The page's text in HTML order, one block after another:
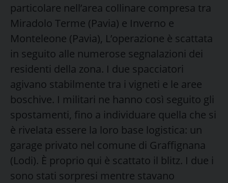
particolare nell’area collinare compresa tra
Miradolo Terme (Pavia) e Inverno e
Monteleone (Pavia), L’operazione è scattata
in seguito alle numerose segnalazioni dei
residenti della zona. I due spacciatori
agivano stabilmente tra i vigneti e le aree
boschive. I militari ne hanno così seguito gli
spostamenti, fino a individuare quella che si
è rivelata essere la loro base logistica: un
garage privato nel comune di Graffignana
(Lodi). È proprio qui è scattato il blitz. I due i
sono stati sorpresi mentre stavano